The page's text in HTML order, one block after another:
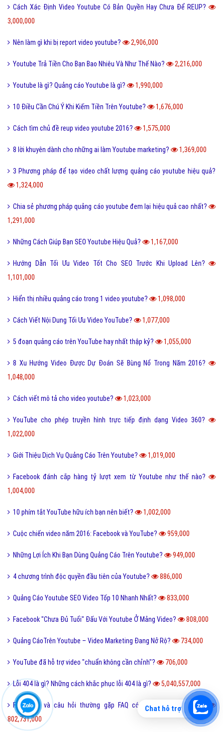
Cách Xác Định Video Youtube Có Bản Quyền Hay Chưa Để REUP?
3,000,000
Nên làm gì khi bị report video youtube? 2,906,000
Youtube Trả Tiền Cho Bạn Bao Nhiêu Và Như Thế Nào? 2,216,000
Youtube là gì? Quảng cáo Youtube là gì? 1,990,000
10 Điều Cần Chú Ý Khi Kiếm Tiền Trên Youtube? 1,676,000
Cách tìm chủ đề reup video youtube 2016? 1,575,000
8 lời khuyên dành cho những ai làm Youtube marketing? 1,369,000
3 Phương pháp để tạo video chất lượng quảng cáo youtube hiệu quả?
1,324,000
Chia sẻ phương pháp quảng cáo youtube đem lại hiệu quả cao nhất?
1,291,000
Những Cách Giúp Bạn SEO Youtube Hiệu Quả? 1,167,000
Hướng Dẫn Tối Ưu Video Tốt Cho SEO Trước Khi Upload Lên?
1,101,000
Hiển thị nhiều quảng cáo trong 1 video youtube? 1,098,000
Cách Viết Nội Dung Tối Ưu Video YouTube? 1,077,000
5 đoạn quảng cáo trên YouTube hay nhất thập kỷ? 1,055,000
8 Xu Hướng Video Được Dự Đoán Sẽ Bùng Nổ Trong Năm 2016?
1,048,000
Cách viết mô tả cho video youtube? 1,023,000
YouTube cho phép truyền hình trực tiếp định dạng Video 360?
1,022,000
Giới Thiệu Dịch Vụ Quảng Cáo Trên Youtube? 1,019,000
Facebook đánh cắp hàng tỷ lượt xem từ Youtube như thế nào?
1,004,000
10 phím tắt YouTube hữu ích bạn nên biết? 1,002,000
Cuộc chiến video năm 2016: Facebook và YouTube? 959,000
Những Lợi Ích Khi Bạn Dùng Quảng Cáo Trên Youtube? 949,000
4 chương trình độc quyền đầu tiên của Youtube? 886,000
Quảng Cáo Youtube SEO Video Tốp 10 Nhanh Nhất? 833,000
Facebook "Chưa Đủ Tuổi" Đấu Với Youtube Ở Mảng Video? 808,000
Quảng CáoTrên Youtube – Video Marketing Đang Nở Rộ? 734,000
YouTube đã hỗ trợ video "chuẩn không cần chỉnh"? 706,000
Lỗi 404 là gì? Những cách khắc phục lỗi 404 là gì? 5,040,557,000
FAQ là gì và câu hỏi thường gặp FAQ có quan trọng Website?
802,731,000
Chat hỗ trợ